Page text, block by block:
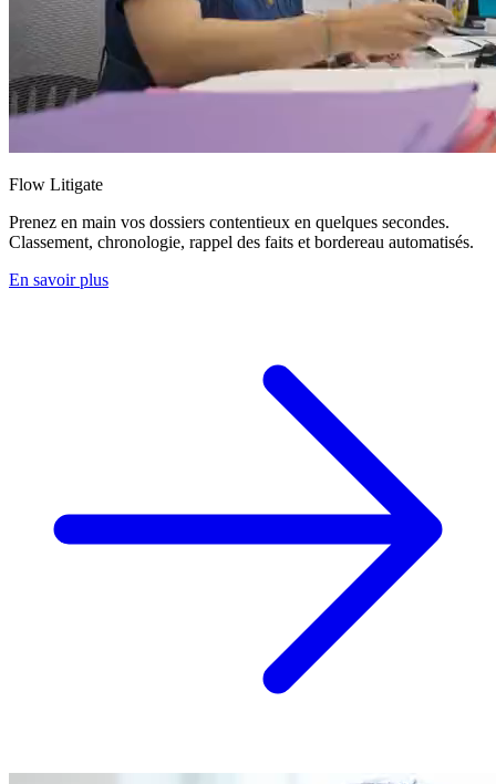
Flow Litigate
Prenez en main vos dossiers contentieux en quelques secondes.
Classement, chronologie, rappel des faits et bordereau automatisés.
En savoir plus